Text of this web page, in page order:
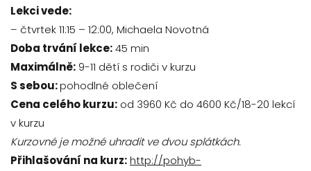
Lekci vede:
– čtvrtek 11:15 – 12:00, Michaela Novotná
Doba trvání lekce:45 min
Maximálně: 9-11 dětí s rodiči v kurzu
S sebou:pohodlné oblečení
Cena celého kurzu: od 3960 Kč do 4600 Kč/18-20 lekcí
v kurzu
Kurzovné je možné uhradit ve dvou splátkách.
Přihlašování na kurz:http://pohyb-